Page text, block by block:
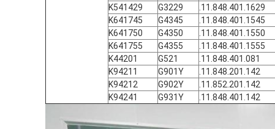
K541429
G3229 .11.848.401.1629
K641745
G4345 .11.848.401.1545
K641750
G4350 .11.848.401.1550
K641755
G4355 .11.848.401.1555
K44201
G521 .11.848.401.081
K94211
G901Y .11.848.201.142
K94212
G902Y .11.852.201.142
K94241
G931Y .11.848.401.142